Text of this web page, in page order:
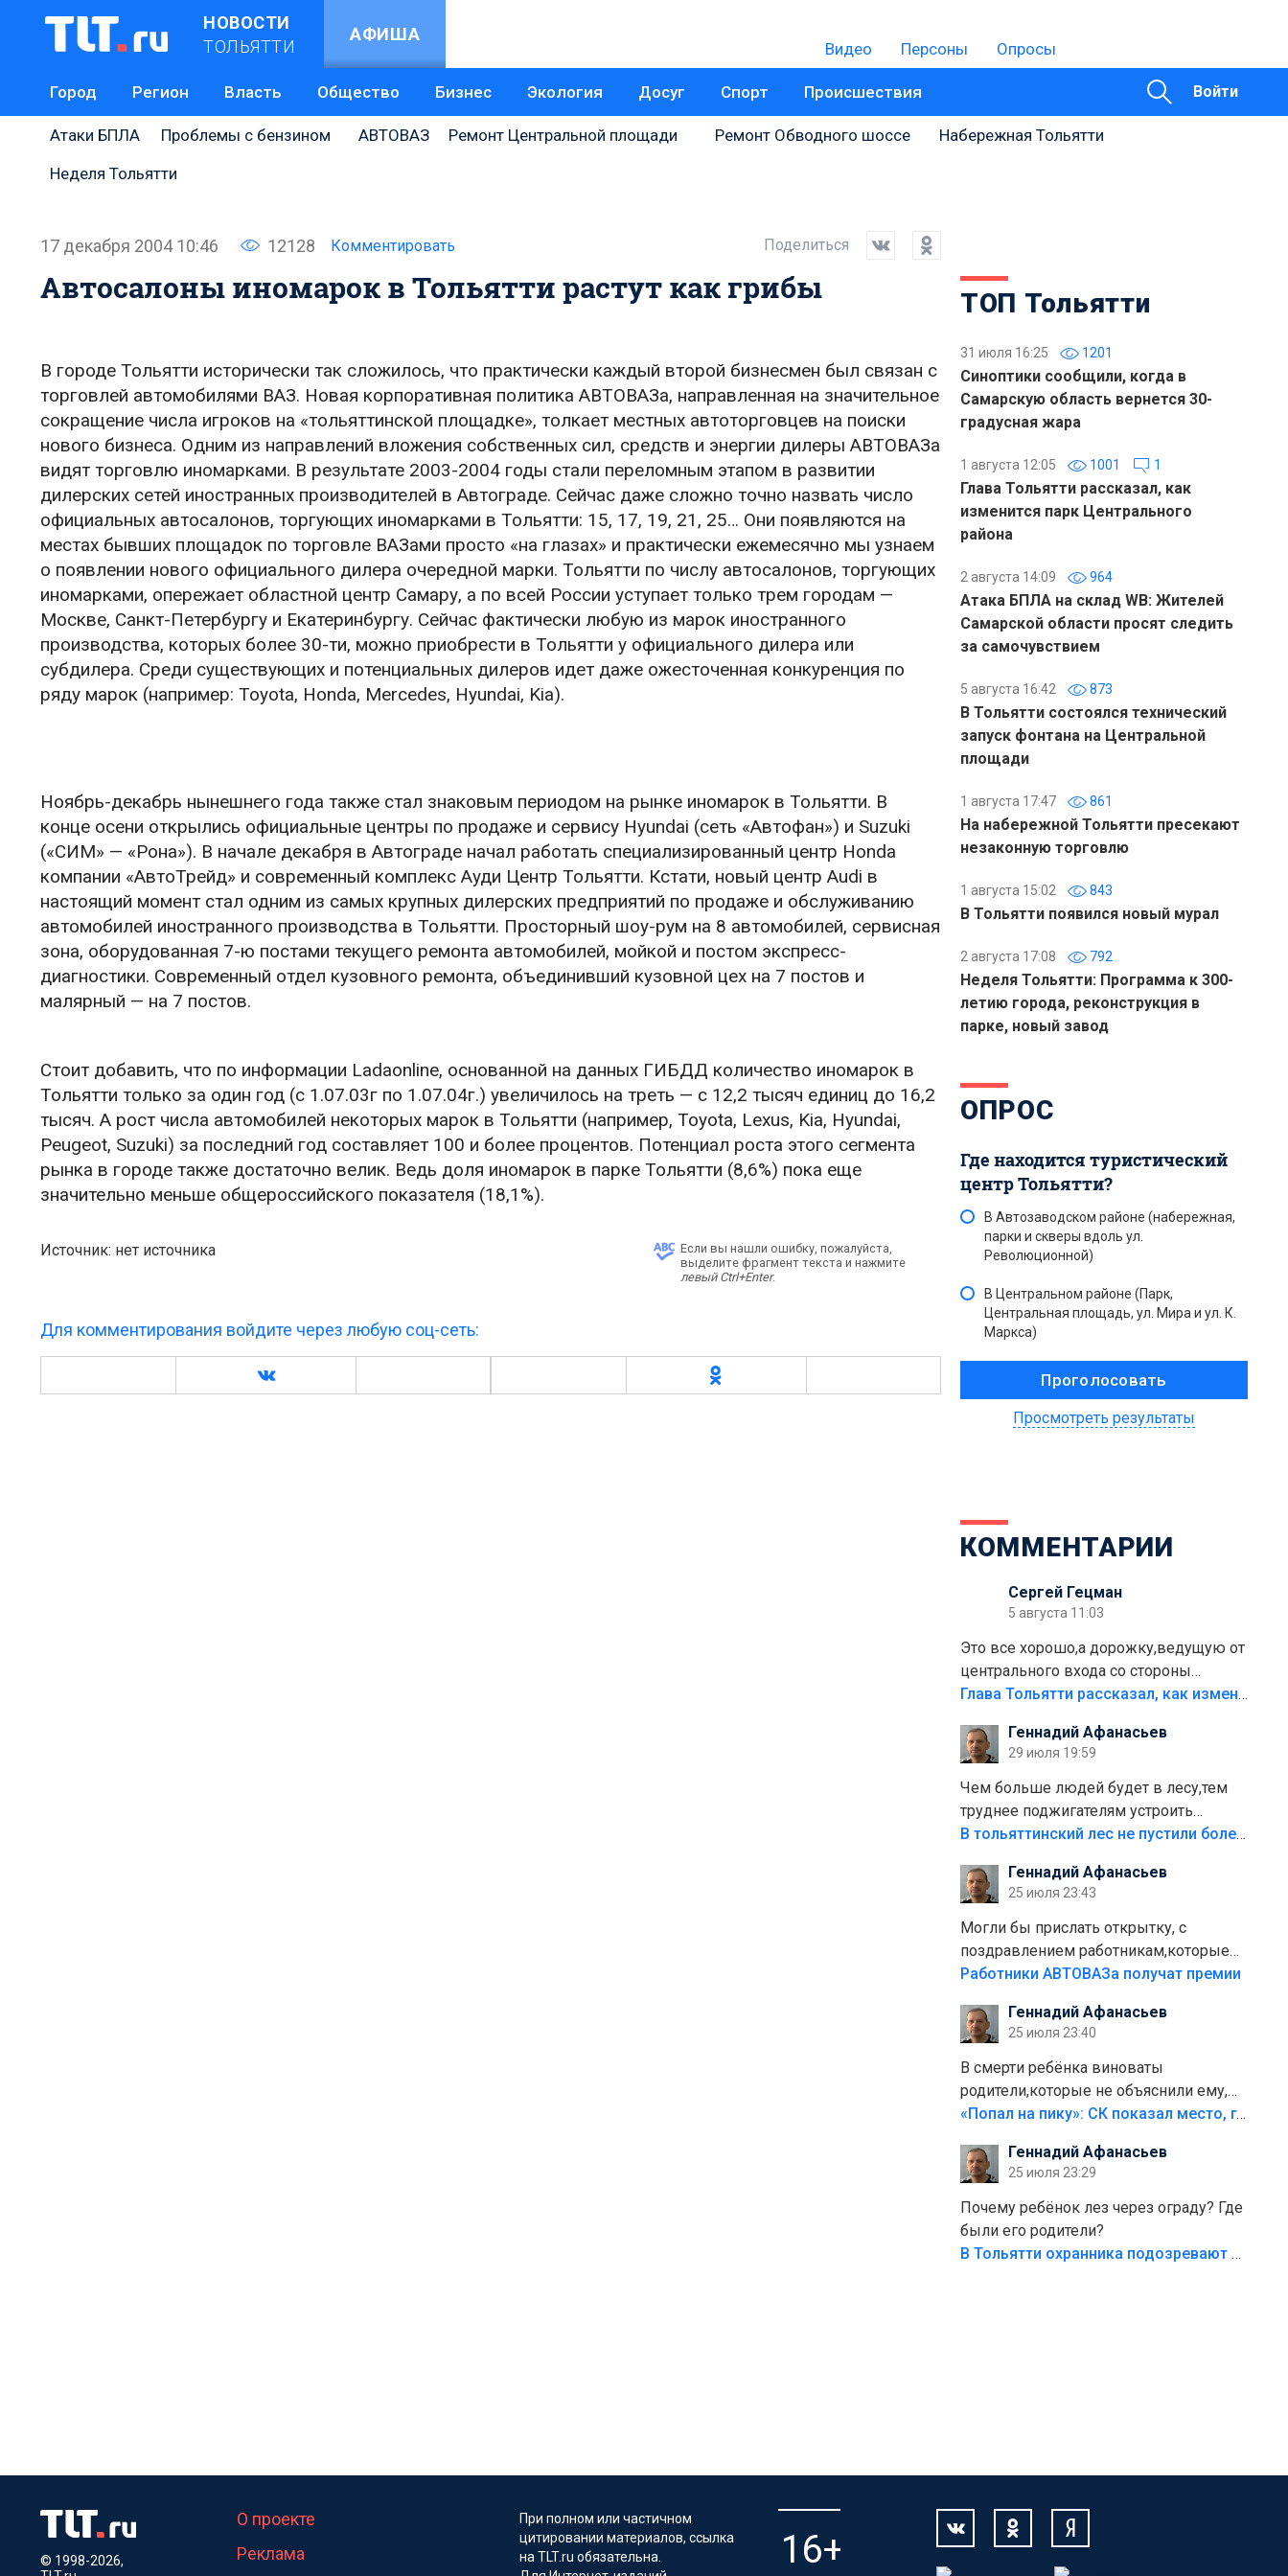
НОВОСТИ
ТОЛЬЯТТИ
АФИША
Видео Персоны Опросы
Город Регион Власть Общество Бизнес Экология Досуг Спорт Происшествия Войти
Атаки БПЛА Проблемы с бензином АВТОВАЗ Ремонт Центральной площади Ремонт Обводного шоссе
Набережная Тольятти
Неделя Тольятти
17 декабря 2004 10:46 12128 Комментировать Поделиться
Автосалоны иномарок в Тольятти растут как грибы
В городе Тольятти исторически так сложилось, что практически каждый второй бизнесмен был связан с
торговлей автомобилями ВАЗ. Новая корпоративная политика АВТОВАЗа, направленная на значительное
сокращение числа игроков на «тольяттинской площадке», толкает местных автоторговцев на поиски
нового бизнеса. Одним из направлений вложения собственных сил, средств и энергии дилеры АВТОВАЗа
видят торговлю иномарками. В результате 2003-2004 годы стали переломным этапом в развитии
дилерских сетей иностранных производителей в Автограде. Сейчас даже сложно точно назвать число
официальных автосалонов, торгующих иномарками в Тольятти: 15, 17, 19, 21, 25… Они появляются на
местах бывших площадок по торговле ВАЗами просто «на глазах» и практически ежемесячно мы узнаем
о появлении нового официального дилера очередной марки. Тольятти по числу автосалонов, торгующих
иномарками, опережает областной центр Самару, а по всей России уступает только трем городам —
Москве, Санкт-Петербургу и Екатеринбургу. Сейчас фактически любую из марок иностранного
производства, которых более 30-ти, можно приобрести в Тольятти у официального дилера или
субдилера. Среди существующих и потенциальных дилеров идет даже ожесточенная конкуренция по
ряду марок (например: Toyota, Honda, Mercedes, Hyundai, Kia).
Ноябрь-декабрь нынешнего года также стал знаковым периодом на рынке иномарок в Тольятти. В
конце осени открылись официальные центры по продаже и сервису Hyundai (сеть «Автофан») и Suzuki
(«СИМ» — «Рона»). В начале декабря в Автограде начал работать специализированный центр Honda
компании «АвтоТрейд» и современный комплекс Ауди Центр Тольятти. Кстати, новый центр Audi в
настоящий момент стал одним из самых крупных дилерских предприятий по продаже и обслуживанию
автомобилей иностранного производства в Тольятти. Просторный шоу-рум на 8 автомобилей, сервисная
зона, оборудованная 7-ю постами текущего ремонта автомобилей, мойкой и постом экспресс-
диагностики. Современный отдел кузовного ремонта, объединивший кузовной цех на 7 постов и
малярный — на 7 постов.
Стоит добавить, что по информации Ladaonline, основанной на данных ГИБДД количество иномарок в
Тольятти только за один год (с 1.07.03г по 1.07.04г.) увеличилось на треть — с 12,2 тысяч единиц до 16,2
тысяч. А рост числа автомобилей некоторых марок в Тольятти (например, Toyota, Lexus, Kia, Hyundai,
Peugeot, Suzuki) за последний год составляет 100 и более процентов. Потенциал роста этого сегмента
рынка в городе также достаточно велик. Ведь доля иномарок в парке Тольятти (8,6%) пока еще
значительно меньше общероссийского показателя (18,1%).
Источник: нет источника
Если вы нашли ошибку, пожалуйста,
выделите фрагмент текста и нажмите
левый Ctrl+Enter.
Для комментирования войдите через любую соц-сеть:
ТОП Тольятти
31 июля 16:25 1201
Синоптики сообщили, когда в
Самарскую область вернется 30-
градусная жара
1 августа 12:05 1001 1
Глава Тольятти рассказал, как
изменится парк Центрального
района
2 августа 14:09 964
Атака БПЛА на склад WB: Жителей
Самарской области просят следить
за самочувствием
5 августа 16:42 873
В Тольятти состоялся технический
запуск фонтана на Центральной
площади
1 августа 17:47 861
На набережной Тольятти пресекают
незаконную торговлю
1 августа 15:02 843
В Тольятти появился новый мурал
2 августа 17:08 792
Неделя Тольятти: Программа к 300-
летию города, реконструкция в
парке, новый завод
ОПРОС
Где находится туристический
центр Тольятти?
В Автозаводском районе (набережная,
парки и скверы вдоль ул.
Революционной)
В Центральном районе (Парк,
Центральная площадь, ул. Мира и ул. К.
Маркса)
Просмотреть результаты
КОММЕНТАРИИ
Сергей Гецман
5 августа 11:03
Это все хорошо,а дорожку,ведущую от
центрального входа со стороны
кафе"Мираж" к аттракционам слабо
плитки не хватило,т.к.осенью и зимой
лежала в парке и испортилась.Да
еще,видимо,часть украли.
Глава Тольятти рассказал, как изменится парк Центрального района
Геннадий Афанасьев
29 июля 19:59
Чем больше людей будет в лесу,тем
труднее поджигателям устроить
пожар.Тех кто разводит костры,тех
полно стоит,почему водители всё
равно едут в лес? Штрафы мизерные.
В тольяттинский лес не пустили более тысячи автомобилей
Геннадий Афанасьев
25 июля 23:43
Могли бы прислать открытку, с
поздравлением работникам,которые
больше сорока лет отработали на
Работники АВТОВАЗа получат премии
Геннадий Афанасьев
25 июля 23:40
В смерти ребёнка виноваты
родители,которые не объяснили ему,
что такое хорошо и что такое плохо!
безумия,есть же калитка,ворота!
Жалко ребёнка,но он сам выбрал свою
судьбу.
«Попал на пику»: СК показал место, где был смертельно травмирован ребенок в Тольятти
Геннадий Афанасьев
25 июля 23:29
Почему ребёнок лез через ограду? Где
были его родители?
В Тольятти охранника подозревают в причинении смерти ребенку
© 1998-2026,
О проекте
Реклама
При полном или частичном
цитировании материалов, ссылка
на TLT.ru обязательна.